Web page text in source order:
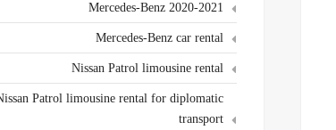
Mercedes-Benz 2020-2021
Mercedes-Benz car rental
Nissan Patrol limousine rental
Patrol limousine rental for diplomatic
transport